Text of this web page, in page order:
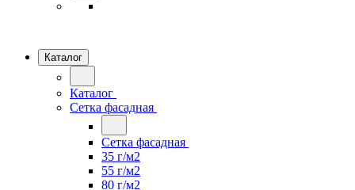
Каталог
Каталог
Сетка фасадная
Сетка фасадная
35 г/м2
55 г/м2
80 г/м2